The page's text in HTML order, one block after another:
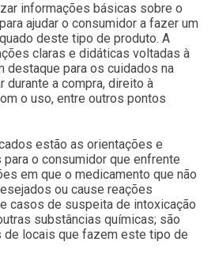
informações básicas sobre o
ajudar o consumidor a fazer um
deste tipo de produto. A
claras e didáticas voltadas à
destaque para os cuidados na
durante a compra, direito à
o uso, entre outros pontos
estão as orientações e
o consumidor que enfrente
em que o medicamento que não
ou cause reações
casos de suspeita de intoxicação
substâncias químicas; são
locais que fazem este tipo de